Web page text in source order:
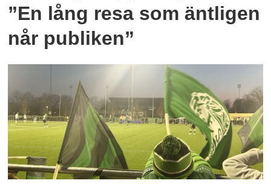
”En lång resa som äntligen
når publiken”